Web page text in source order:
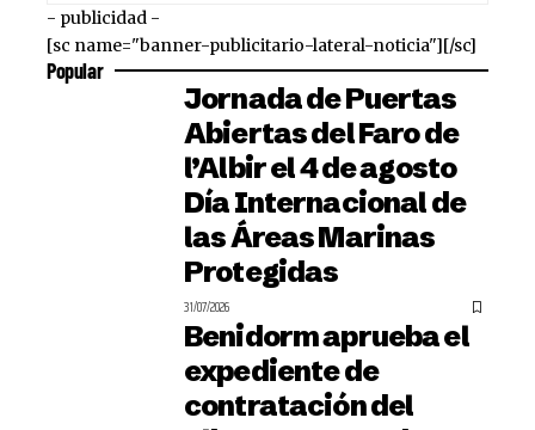
- publicidad -
[sc name="banner-publicitario-lateral-noticia"][/sc]
Popular
Jornada de Puertas
Abiertas del Faro de
l’Albir el 4 de agosto
Día Internacional de
las Áreas Marinas
Protegidas
31/07/2026
Benidorm aprueba el
expediente de
contratación del